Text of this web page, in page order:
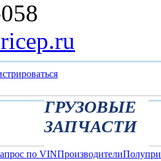
ГРУЗОВЫЕ
ЗАПЧАСТИ
по VINПроизводители